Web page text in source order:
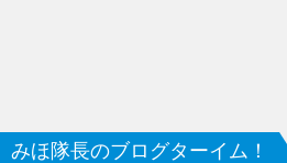
みほ隊長のブログターイム！